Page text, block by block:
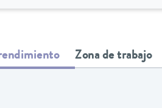
Zona de trabajo